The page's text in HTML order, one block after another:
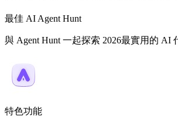
最佳 AI Agent Hunt
與 Agent Hunt 一起探索 2026最實用的 AI
特色功能